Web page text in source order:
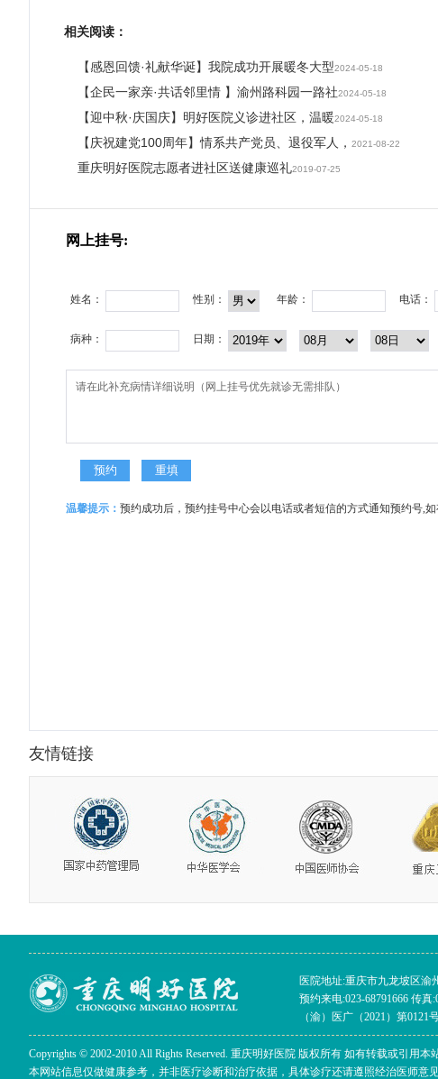
相关阅读：
【感恩回馈·礼献华诞】我院成功开展暖冬大型2024-05-18
【企民一家亲·共话邻里情 】渝州路科园一路社2024-05-18
【迎中秋·庆国庆】明好医院义诊进社区，温暖2024-05-18
【庆祝建党100周年】情系共产党员、退役军人， 2021-08-22
重庆明好医院志愿者进社区送健康巡礼2019-07-25
网上挂号:
姓名： 性别： 年龄： 电话：
病种： 日期：
温馨提示： 预约成功后，预约挂号中心会以电话或者短信的方式通知预约号,
友情链接
医院地址:重庆市九龙坡区渝
预约来电:023-68791666 传真
（渝）医广（2021）第0121
Copyrights © 2002-2010 All Rights Reserved. 重庆明好医院 版权所有 如有转载或引用
本网站信息仅做健康参考，并非医疗诊断和治疗依据，具体诊疗还请遵照经治医师意